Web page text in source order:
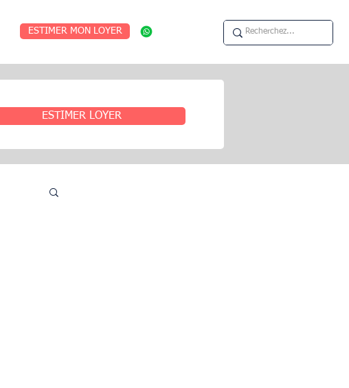
ESTIMER MON LOYER
ESTIMER LOYER